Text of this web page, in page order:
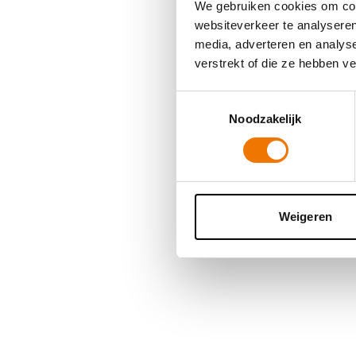
We gebruiken cookies om
websiteverkeer te
media, adverteren en
verstrekt of die ze hebben
Noodzakelijk
Weigeren
Application